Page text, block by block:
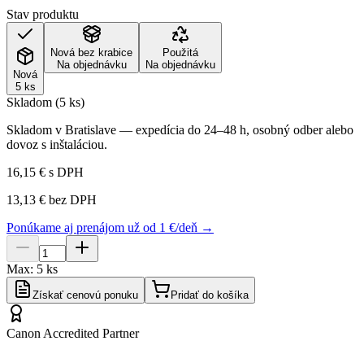
Stav produktu
Nová
5 ks
Nová bez krabice
Na objednávku
Použitá
Na objednávku
Skladom (5 ks)
Skladom v Bratislave — expedícia do 24–48 h, osobný odber alebo
dovoz s inštaláciou.
16,15 € s DPH
13,13 € bez DPH
Ponúkame aj prenájom už od 1 €/deň →
Max: 5 ks
Získať cenovú ponuku Pridať do košíka
Canon Accredited Partner